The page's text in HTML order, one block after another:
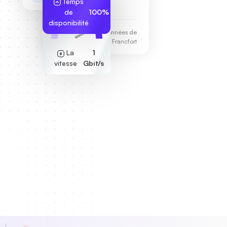
255.189.85.19
Centre de données de
Francfort
La
vitesse
1
Gbit/s
de
disponibilité
100%